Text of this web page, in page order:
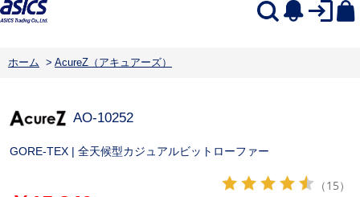
ホーム > AcureZ（アキュアーズ）
AO-10252
GORE-TEX | 全天候型カジュアルビットローファー
（15）